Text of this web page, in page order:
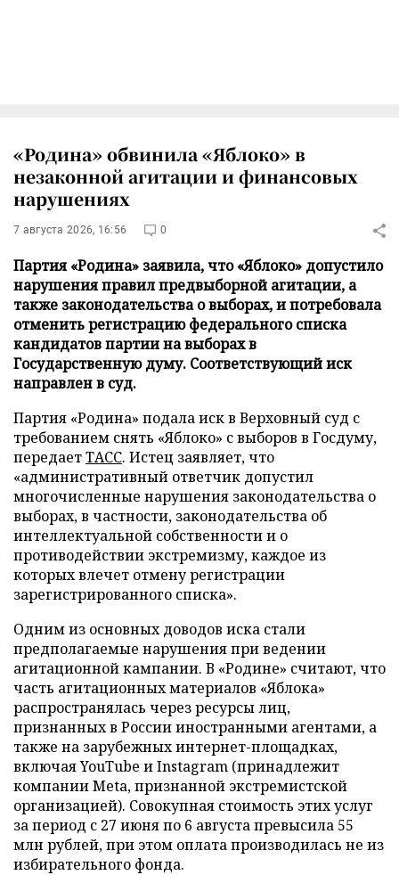
«Родина» обвинила «Яблоко» в
незаконной агитации и финансовых
нарушениях
7 августа 2026, 16:56 0
Партия «Родина» заявила, что «Яблоко» допустило
нарушения правил предвыборной агитации, а
также законодательства о выборах, и потребовала
отменить регистрацию федерального списка
кандидатов партии на выборах в
Государственную думу. Соответствующий иск
направлен в суд.
Партия «Родина» подала иск в Верховный суд с
требованием снять «Яблоко» с выборов в Госдуму,
передаетТАСС. Истец заявляет, что
«административный ответчик допустил
многочисленные нарушения законодательства о
выборах, в частности, законодательства об
интеллектуальной собственности и о
противодействии экстремизму, каждое из
которых влечет отмену регистрации
зарегистрированного списка».
Одним из основных доводов иска стали
предполагаемые нарушения при ведении
агитационной кампании. В «Родине» считают, что
часть агитационных материалов «Яблока»
распространялась через ресурсы лиц,
признанных в России иностранными агентами, а
также на зарубежных интернет-площадках,
включая YouTube и Instagram (принадлежит
компании Meta, признанной экстремистской
организацией). Совокупная стоимость этих услуг
за период с 27 июня по 6 августа превысила 55
млн рублей, при этом оплата производилась не из
избирательного фонда.